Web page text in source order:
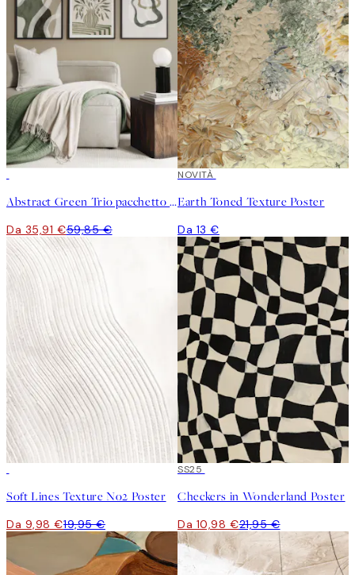
Abstract Green Trio pacchetto di poster
Da 35,91 €59,85 €
NOVITÀ
Earth Toned Texture Poster
Da 13 €
Soft Lines Texture No2 Poster
Da 9,98 €19,95 €
50%*
SS25
Checkers in Wonderland Poster
Da 10,98 €21,95 €